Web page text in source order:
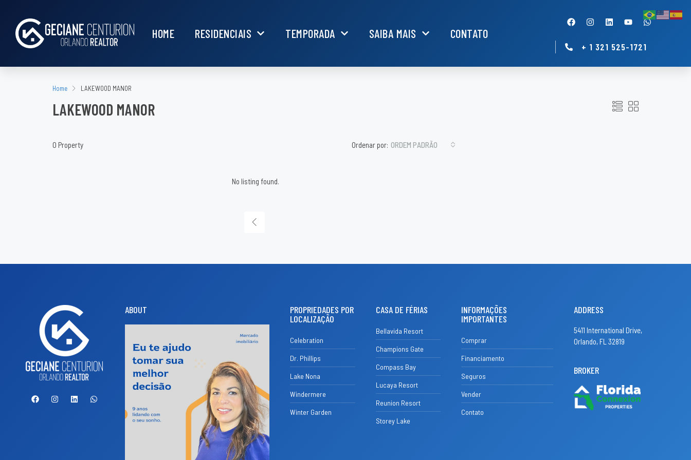
HOME RESIDENCIAIS TEMPORADA SAIBA MAIS CONTATO
+ 1 321 525-1721
Home LAKEWOOD MANOR
LAKEWOOD MANOR
0 Property Ordenar por: ORDEM PADRÃO
No listing found.
ABOUT
PROPRIEDADES POR
LOCALIZAÇÃO
Celebration
Dr. Phillips
Lake Nona
Windermere
Winter Garden
CASA DE FÉRIAS
Bellavida Resort
Champions Gate
Compass Bay
Lucaya Resort
Reunion Resort
Storey Lake
INFORMAÇÕES
IMPORTANTES
Comprar
Financiamento
Seguros
Vender
Contato
ADDRESS
5411 International Drive,
Orlando, FL 32819
BROKER